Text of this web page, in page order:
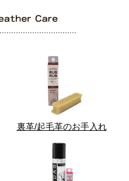
裏革/起毛革のお手入れ